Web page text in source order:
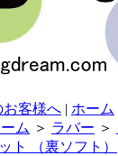
お客様へ | ホーム
ム ＞ ラバー ＞
ト （裏ソフト）